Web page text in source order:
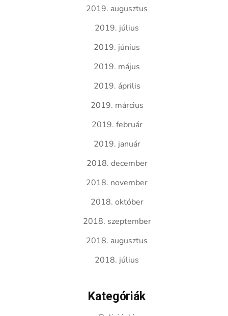
2019. augusztus
2019. július
2019. június
2019. május
2019. április
2019. március
2019. február
2019. január
2018. december
2018. november
2018. október
2018. szeptember
2018. augusztus
2018. július
Kategóriák